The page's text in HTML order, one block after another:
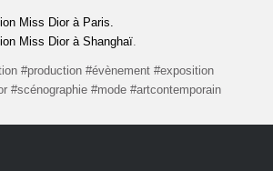
Miss Dior à Paris.
Miss Dior à Shanghaï
#production #évènement #exposition
#scénographie #mode #artcontemporain